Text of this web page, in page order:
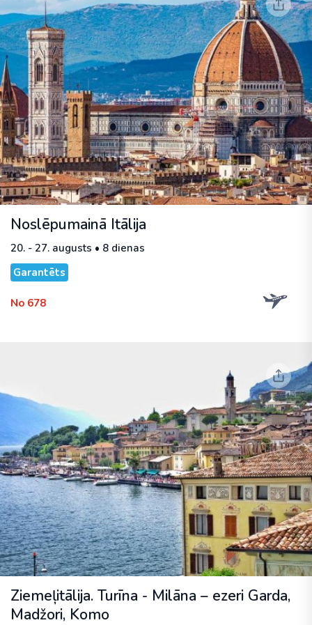
Noslēpumainā Itālija
20. - 27. augusts • 8 dienas
Garantēts
No 678
Ziemeļitālija. Turīna - Milāna – ezeri Garda,
Madžori, Komo